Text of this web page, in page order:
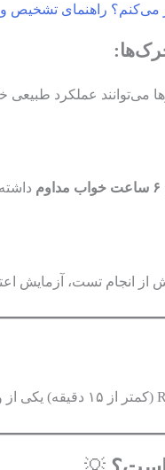
می‌کنم؟ راهنمای تشخیص
می‌توانند عملکرد
۶ ساعت خواب مداوم
تست، آزمایش